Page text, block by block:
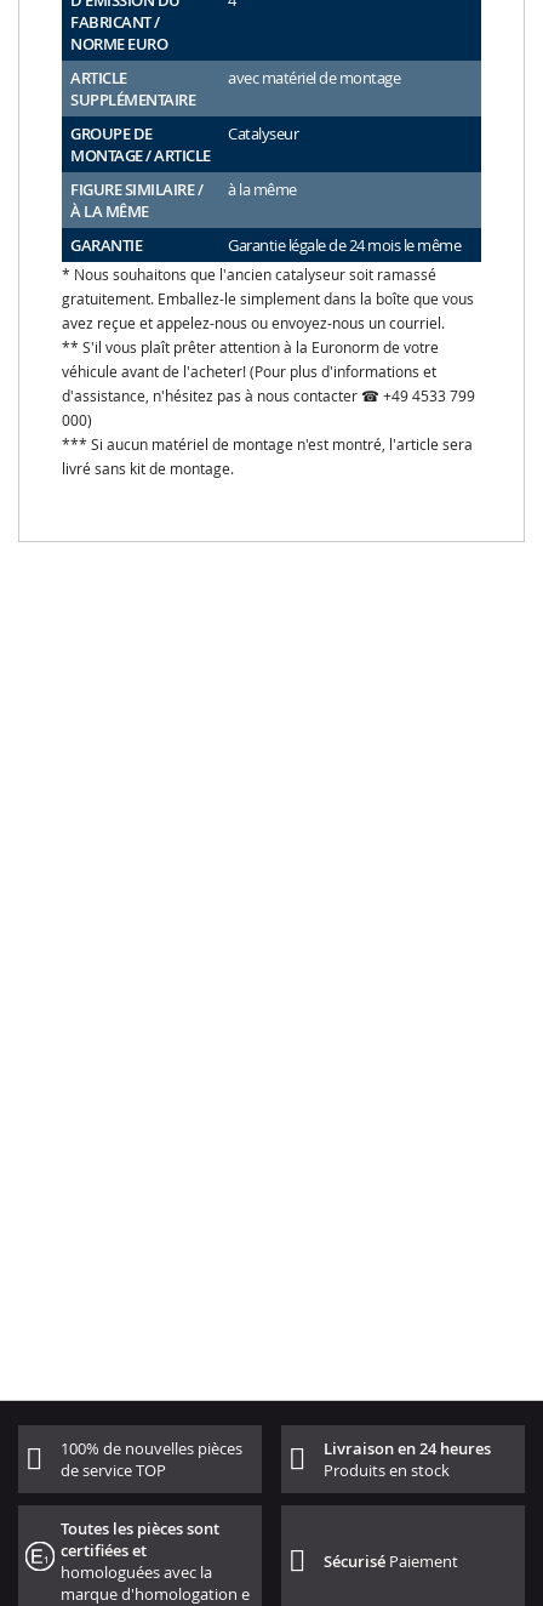
FABRICANT /
NORME EURO
ARTICLE
SUPPLÉMENTAIRE
avec matériel de montage
GROUPE DE
MONTAGE / ARTICLE
Catalyseur
FIGURE SIMILAIRE /
À LA MÊME
à la même
GARANTIE Garantie légale de 24 mois le même
* Nous souhaitons que l'ancien catalyseur soit ramassé
gratuitement. Emballez-le simplement dans la boîte que vous
avez reçue et appelez-nous ou envoyez-nous un courriel.
** S'il vous plaît prêter attention à la Euronorm de votre
véhicule avant de l'acheter! (Pour plus d'informations et
d'assistance, n'hésitez pas à nous contacter ☎ +49 4533 799
000)
*** Si aucun matériel de montage n'est montré, l'article sera
livré sans kit de montage.
100% de nouvelles pièces
de service TOP
Livraison en 24 heures
Produits en stock
Toutes les pièces sont
certifiées et
homologuées avec la
marque d'homologation e
Sécurisé Paiement